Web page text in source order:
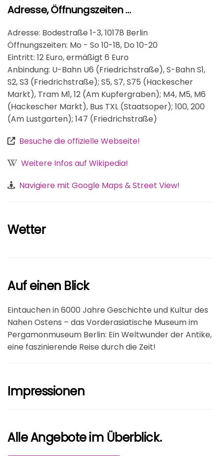
Adresse, Öffnungszeiten …
Adresse: Bodestraße 1-3, 10178 Berlin
Öffnungszeiten: Mo - So 10-18, Do 10-20
Eintritt: 12 Euro, ermäßigt 6 Euro
Anbindung: U-Bahn U6 (Friedrichstraße), S-Bahn S1,
S2, S3 (Friedrichstraße); S5, S7, S75 (Hackescher
Markt), Tram M1, 12 (Am Kupfergraben); M4, M5, M6
(Hackescher Markt), Bus TXL (Staatsoper); 100, 200
(Am Lustgarten); 147 (Friedrichstraße)
Besuche die offizielle Webseite!
Weitere Infos auf Wikipedia!
Navigiere mit Google Maps & Street View!
Wetter
Auf einen Blick
Eintauchen in 6000 Jahre Geschichte und Kultur des
Nahen Ostens – das Vorderasiatische Museum im
Pergamonmuseum Berlin: Ein Weltwunder der Antike,
eine faszinierende Reise durch die Zeit!
Impressionen
Alle Angebote im Überblick.